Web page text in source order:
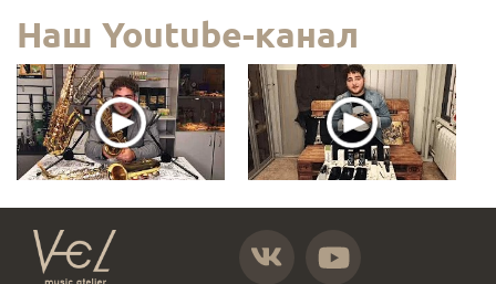
Наш Youtube-канал